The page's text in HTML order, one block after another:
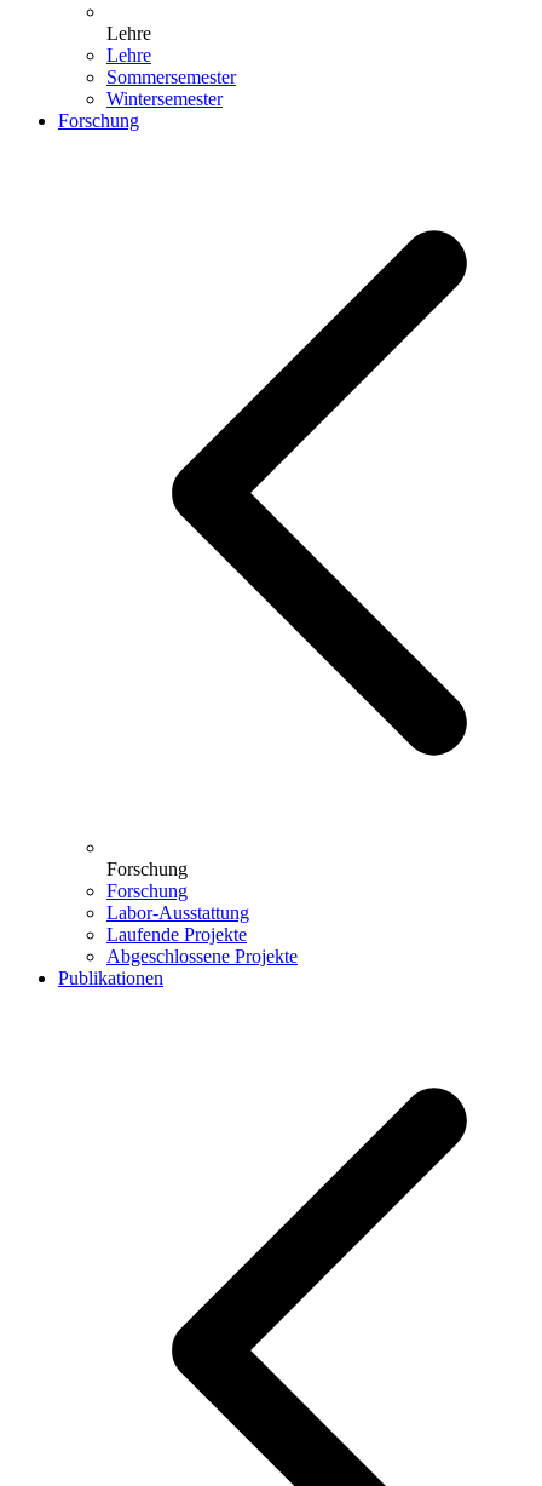
Lehre
Lehre
Sommersemester
Wintersemester
Forschung
Forschung
Forschung
Labor-Ausstattung
Laufende Projekte
Abgeschlossene Projekte
Publikationen